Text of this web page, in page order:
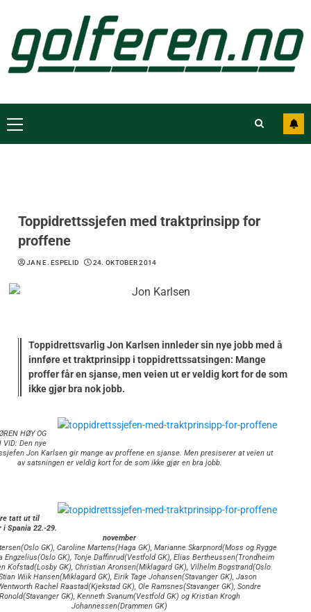
Toppidrettssjefen med traktprinsipp for
proffene
JAN E. ESPELID 24. OKTOBER 2014
Toppidrettsvarlig Jon Karlsen innleder sin nye jobb med å
innføre et traktprinsipp i toppidrettssatsingen: Mange
proffer får en sjanse, men veien ut er veldig kort for de som
ikke gjør bra nok jobb.
HØY OG
VID: Den nye
Jon Karlsen gir mange av proffene en sjanse. Men presiserer at veien ut
av satsningen er veldig kort for de som ikke gjør en bra jobb.
tatt ut til
i Spania 22.-29.
november
GK), Caroline Martens(Haga GK), Marianne Skarpnord(Moss og Rygge
Engzelius(Oslo GK), Tonje Daffinrud(Vestfold GK), Elias Bertheussen(Trondheim
Kofstad(Losby GK), Christian Aronsen(Miklagard GK), Vilhelm Bogstrand(Oslo
Wiik Hansen(Miklagard GK), Eirik Tage Johansen(Stavanger GK), Jason
Rachel Raastad(Kjekstad GK), Ole Ramsnes(Stavanger GK), Sondre
GK), Kenneth Svanum(Vestfold GK) og Kristian Krogh
Johannessen(Drammen GK)